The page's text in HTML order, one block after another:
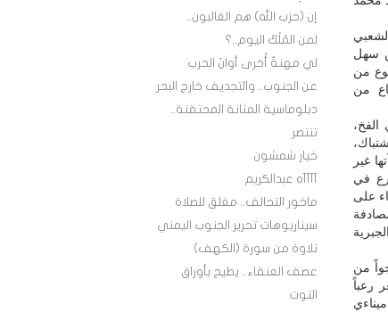
إن (حزب الله) هم الغالبون..
لمن المُلْكُ اليوم..؟
لي مهنةٌ أُخرى أوانَ الحرب
عن الجنوب.. والتجديف خارج البحر
دبلوماسية المثانة المحتقنة..
تنتصر
خيار شمشون
آآآآه عبدالكريم
ماخور التحالف.. مغلق للصلاة
سيناريوهات تحرير الجنوب اليمني
تلاوة من سورة (الكهف)
عصف العنقاء.. يطيح بأوراق
التوت
سهل
من
من
غير
في
على
من
رعباً